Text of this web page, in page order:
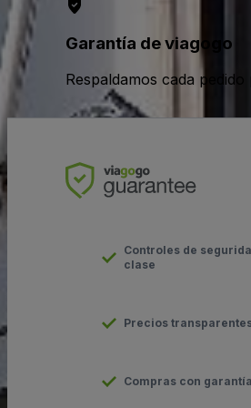
Garantía de viagogo
Respaldamos cada
Controles de
clase
Precios
Compras con